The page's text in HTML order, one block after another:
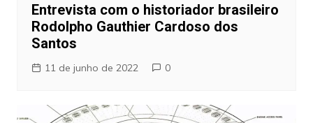
Entrevista com o historiador brasileiro
Rodolpho Gauthier Cardoso dos
Santos
11 de junho de 2022 0